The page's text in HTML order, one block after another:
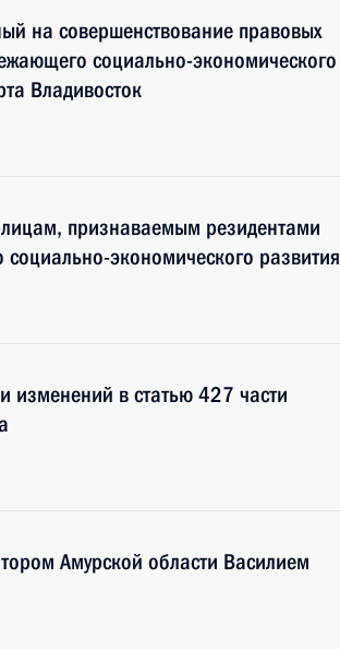
на совершенствование правовых
социально-экономического
Владивосток
признаваемым резидентами
экономического развития
изменений в статью 427 части
Амурской области Василием